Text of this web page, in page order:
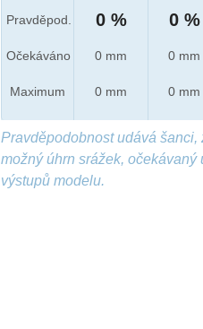
Pravděpod.
Očekáváno
Maximum
0 %
0 mm
0 mm
0 %
0 mm
0 mm
Pravděpodobnost udává
možný úhrn srážek,
výstupů modelu.